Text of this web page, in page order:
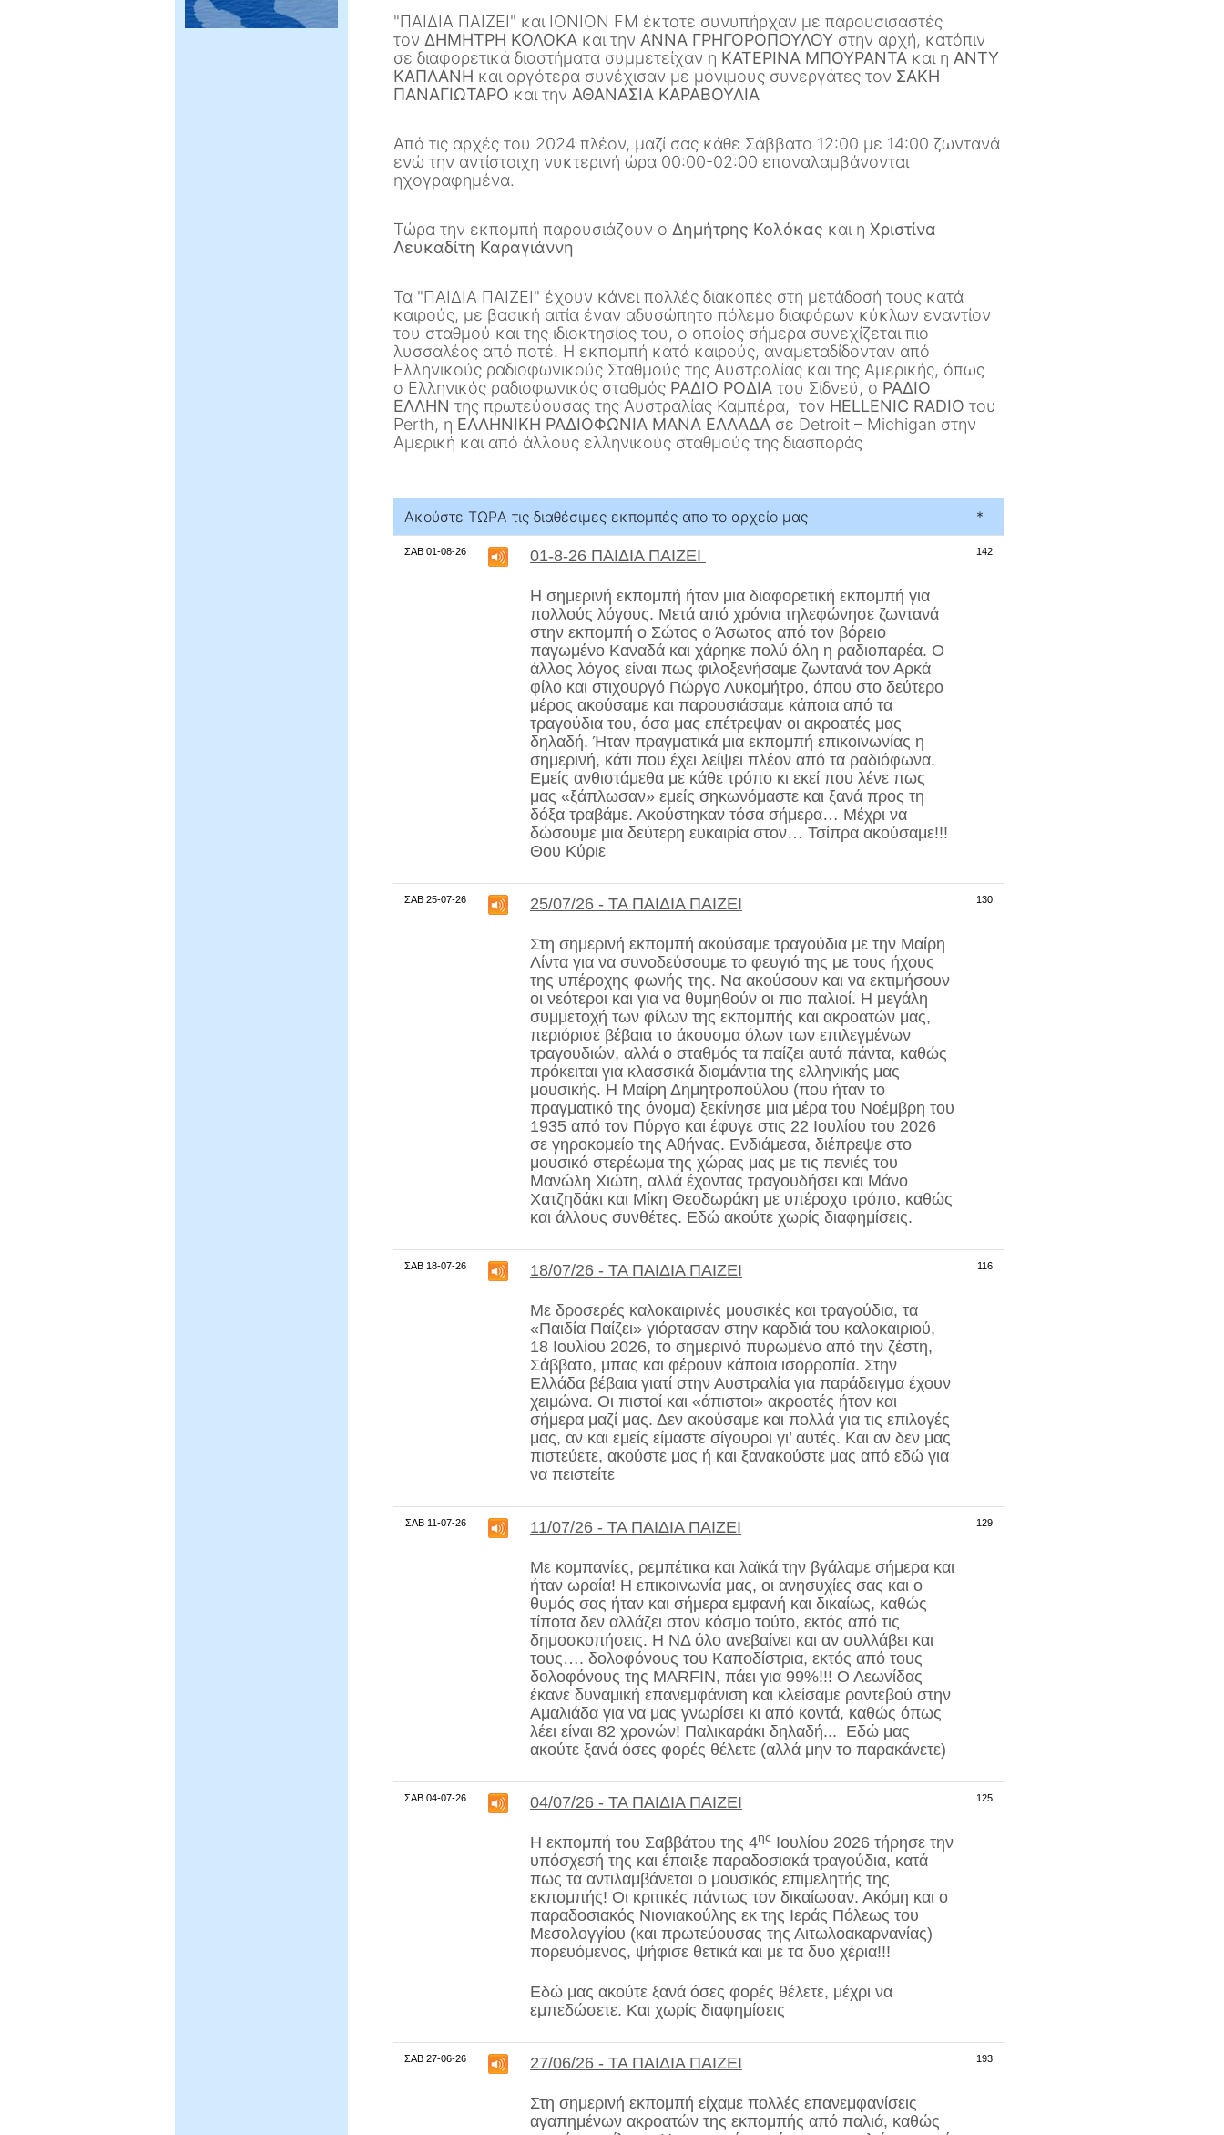
"ΠΑΙΔΙΑ ΠΑΙΖΕΙ" και IONION FM έκτοτε συνυπήρχαν με παρουσισαστές
τον ΔΗΜΗΤΡΗ ΚΟΛΟΚΑ και την ΑΝΝΑ ΓΡΗΓΟΡΟΠΟΥΛΟΥ στην αρχή, κατόπιν
σε διαφορετικά διαστήματα συμμετείχαν η ΚΑΤΕΡΙΝΑ ΜΠΟΥΡΑΝΤΑ και η ΑΝΤΥ
ΚΑΠΛΑΝΗ και αργότερα συνέχισαν με μόνιμους συνεργάτες τον ΣΑΚΗ
ΠΑΝΑΓΙΩΤΑΡΟ και την ΑΘΑΝΑΣΙΑ ΚΑΡΑΒΟΥΛΙΑ
Από τις αρχές του 2024 πλέον, μαζί σας κάθε Σάββατο 12:00 με 14:00 ζωντανά
ενώ την αντίστοιχη νυκτερινή ώρα 00:00-02:00 επαναλαμβάνονται
ηχογραφημένα.
Τώρα την εκπομπή παρουσιάζουν ο Δημήτρης Κολόκας και η Χριστίνα
Λευκαδίτη Καραγιάννη
Τα "ΠΑΙΔΙΑ ΠΑΙΖΕΙ" έχουν κάνει πολλές διακοπές στη μετάδοσή τους κατά
καιρούς, με βασική αιτία έναν αδυσώπητο πόλεμο διαφόρων κύκλων εναντίον
του σταθμού και της ιδιοκτησίας του, ο οποίος σήμερα συνεχίζεται πιο
λυσσαλέος από ποτέ. Η εκπομπή κατά καιρούς, αναμεταδίδονταν από
Ελληνικούς ραδιοφωνικούς Σταθμούς της Αυστραλίας και της Αμερικής, όπως
ο Ελληνικός ραδιοφωνικός σταθμός ΡΑΔΙΟ ΡΟΔΙΑ του Σίδνεϋ, ο ΡΑΔΙΟ
ΕΛΛΗΝ της πρωτεύουσας της Αυστραλίας Καμπέρα, τον HELLENIC RADIO του
Perth, η ΕΛΛΗΝΙΚΗ ΡΑΔΙΟΦΩΝΙΑ ΜΑΝΑ ΕΛΛΑΔΑ σε Detroit – Michigan στην
Αμερική και από άλλους ελληνικούς σταθμούς της διασποράς
Aκούστε ΤΩΡA τις διαθέσιμες εκπομπές απο το αρχείο μας *
ΣΑΒ 01-08-26 01-8-26 ΠΑΙΔΙΑ ΠΑΙΖΕΙ
Η σημερινή εκπομπή ήταν μια διαφορετική εκπομπή για
πολλούς λόγους. Μετά από χρόνια τηλεφώνησε ζωντανά
στην εκπομπή ο Σώτος ο Άσωτος από τον βόρειο
παγωμένο Καναδά και χάρηκε πολύ όλη η ραδιοπαρέα. Ο
άλλος λόγος είναι πως φιλοξενήσαμε ζωντανά τον Αρκά
φίλο και στιχουργό Γιώργο Λυκομήτρο, όπου στο δεύτερο
μέρος ακούσαμε και παρουσιάσαμε κάποια από τα
τραγούδια του, όσα μας επέτρεψαν οι ακροατές μας
δηλαδή. Ήταν πραγματικά μια εκπομπή επικοινωνίας η
σημερινή, κάτι που έχει λείψει πλέον από τα ραδιόφωνα.
Εμείς ανθιστάμεθα με κάθε τρόπο κι εκεί που λένε πως
μας «ξάπλωσαν» εμείς σηκωνόμαστε και ξανά προς τη
δόξα τραβάμε. Ακούστηκαν τόσα σήμερα… Μέχρι να
δώσουμε μια δεύτερη ευκαιρία στον… Τσίπρα ακούσαμε!!!
Θου Κύριε
142
ΣΑΒ 25-07-26 25/07/26 - ΤΑ ΠΑΙΔΙΑ ΠΑΙΖΕΙ
Στη σημερινή εκπομπή ακούσαμε τραγούδια με την Μαίρη
Λίντα για να συνοδεύσουμε το φευγιό της με τους ήχους
της υπέροχης φωνής της. Να ακούσουν και να εκτιμήσουν
οι νεότεροι και για να θυμηθούν οι πιο παλιοί. Η μεγάλη
συμμετοχή των φίλων της εκπομπής και ακροατών μας,
περιόρισε βέβαια το άκουσμα όλων των επιλεγμένων
τραγουδιών, αλλά ο σταθμός τα παίζει αυτά πάντα, καθώς
πρόκειται για κλασσικά διαμάντια της ελληνικής μας
μουσικής. Η Μαίρη Δημητροπούλου (που ήταν το
πραγματικό της όνομα) ξεκίνησε μια μέρα του Νοέμβρη του
1935 από τον Πύργο και έφυγε στις 22 Ιουλίου του 2026
σε γηροκομείο της Αθήνας. Ενδιάμεσα, διέπρεψε στο
μουσικό στερέωμα της χώρας μας με τις πενιές του
Μανώλη Χιώτη, αλλά έχοντας τραγουδήσει και Μάνο
Χατζηδάκι και Μίκη Θεοδωράκη με υπέροχο τρόπο, καθώς
και άλλους συνθέτες. Εδώ ακούτε χωρίς διαφημίσεις.
130
ΣΑΒ 18-07-26 18/07/26 - ΤΑ ΠΑΙΔΙΑ ΠΑΙΖΕΙ
Με δροσερές καλοκαιρινές μουσικές και τραγούδια, τα
«Παιδία Παίζει» γιόρτασαν στην καρδιά του καλοκαιριού,
18 Ιουλίου 2026, το σημερινό πυρωμένο από την ζέστη,
Σάββατο, μπας και φέρουν κάποια ισορροπία. Στην
Ελλάδα βέβαια γιατί στην Αυστραλία για παράδειγμα έχουν
χειμώνα. Οι πιστοί και «άπιστοι» ακροατές ήταν και
σήμερα μαζί μας. Δεν ακούσαμε και πολλά για τις επιλογές
μας, αν και εμείς είμαστε σίγουροι γι’ αυτές. Και αν δεν μας
πιστεύετε, ακούστε μας ή και ξανακούστε μας από εδώ για
να πειστείτε
116
ΣΑΒ 11-07-26 11/07/26 - ΤΑ ΠΑΙΔΙΑ ΠΑΙΖΕΙ
Με κομπανίες, ρεμπέτικα και λαϊκά την βγάλαμε σήμερα και
ήταν ωραία! Η επικοινωνία μας, οι ανησυχίες σας και ο
θυμός σας ήταν και σήμερα εμφανή και δικαίως, καθώς
τίποτα δεν αλλάζει στον κόσμο τούτο, εκτός από τις
δημοσκοπήσεις. Η ΝΔ όλο ανεβαίνει και αν συλλάβει και
τους…. δολοφόνους του Καποδίστρια, εκτός από τους
δολοφόνους της MARFIN, πάει για 99%!!! Ο Λεωνίδας
έκανε δυναμική επανεμφάνιση και κλείσαμε ραντεβού στην
Αμαλιάδα για να μας γνωρίσει κι από κοντά, καθώς όπως
λέει είναι 82 χρονών! Παλικαράκι δηλαδή... Εδώ μας
ακούτε ξανά όσες φορές θέλετε (αλλά μην το παρακάνετε)
129
ΣΑΒ 04-07-26 04/07/26 - ΤΑ ΠΑΙΔΙΑ ΠΑΙΖΕΙ
Η εκπομπή του Σαββάτου της 4ης Ιουλίου 2026 τήρησε την
υπόσχεσή της και έπαιξε παραδοσιακά τραγούδια, κατά
πως τα αντιλαμβάνεται ο μουσικός επιμελητής της
εκπομπής! Οι κριτικές πάντως τον δικαίωσαν. Ακόμη και ο
παραδοσιακός Νιονιακούλης εκ της Ιεράς Πόλεως του
Μεσολογγίου (και πρωτεύουσας της Αιτωλοακαρνανίας)
πορευόμενος, ψήφισε θετικά και με τα δυο χέρια!!!
Εδώ μας ακούτε ξανά όσες φορές θέλετε, μέχρι να
εμπεδώσετε. Και χωρίς διαφημίσεις
125
ΣΑΒ 27-06-26 27/06/26 - ΤΑ ΠΑΙΔΙΑ ΠΑΙΖΕΙ
Στη σημερινή εκπομπή είχαμε πολλές επανεμφανίσεις
αγαπημένων ακροατών της εκπομπής από παλιά, καθώς
193